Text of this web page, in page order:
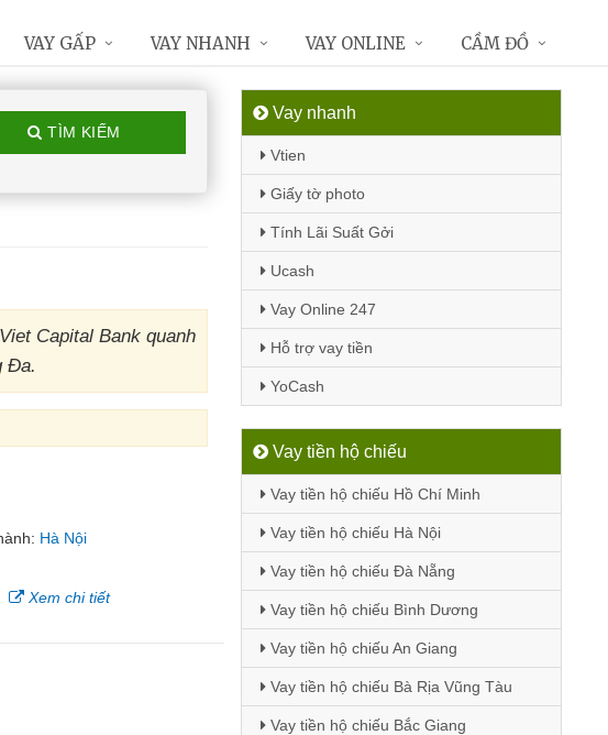
TÌM KIẾM
Capital Bank quanh
Đa.
Hà Nội
Xem chi tiết
Vay nhanh
Vtien
Giấy tờ photo
Tính Lãi Suất Gởi
Ucash
Vay Online 247
Hỗ trợ vay tiền
YoCash
Vay tiền hộ chiếu
Vay tiền hộ chiếu Hồ Chí Minh
Vay tiền hộ chiếu Hà Nội
Vay tiền hộ chiếu Đà Nẵng
Vay tiền hộ chiếu Bình Dương
Vay tiền hộ chiếu An Giang
Vay tiền hộ chiếu Bà Rịa Vũng Tàu
Vay tiền hộ chiếu Bắc Giang
VAY GẤP VAY NHANH VAY ONLINE CẦM ĐỒ